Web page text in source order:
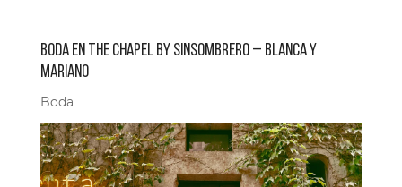
BODA EN THE CHAPEL BY SINSOMBRERO – BLANCA Y
MARIANO
Boda